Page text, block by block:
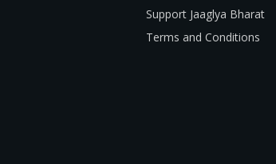
Support Jaaglya Bharat
Terms and Conditions